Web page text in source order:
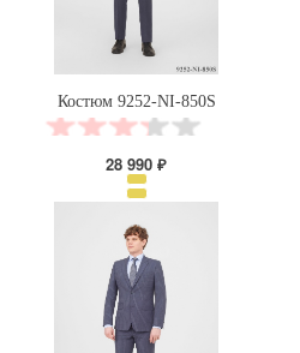
Костюм 9252-NI-850S
28 990 ₽